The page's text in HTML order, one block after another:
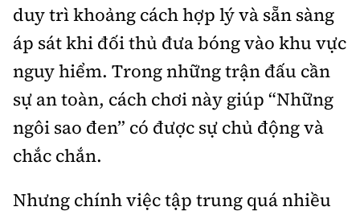
duy trì khoảng cách hợp lý và sẵn sàng
áp sát khi đối thủ đưa bóng vào khu vực
nguy hiểm. Trong những trận đấu cần
sự an toàn, cách chơi này giúp “Những
ngôi sao đen” có được sự chủ động và
chắc chắn.
Nhưng chính việc tập trung quá nhiều